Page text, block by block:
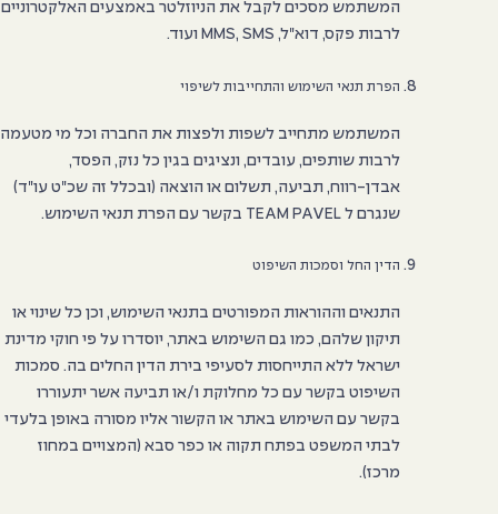
המשתמש מסכים לקבל את הניוזלטר באמצעים האלקטרוניים
לרבות פקס, דוא"ל, MMS, SMS ועוד.
הפרת תנאי השימוש והתחייבות לשיפוי
המשתמש מתחייב לשפות ולפצות את החברה וכל מי מטעמה
לרבות שותפים, עובדים, ונציגים בגין כל נזק, הפסד,
אבדן-רווח, תביעה, תשלום או הוצאה (ובכלל זה שכ"ט עו"ד)
שנגרם ל TEAM PAVEL בקשר עם הפרת תנאי השימוש.
הדין החל וסמכות השיפוט
התנאים וההוראות המפורטים בתנאי השימוש, וכן כל שינוי או
תיקון שלהם, כמו גם השימוש באתר, יוסדרו על פי חוקי מדינת
ישראל ללא התייחסות לסעיפי בירת הדין החלים בה. סמכות
השיפוט בקשר עם כל מחלוקת ו/או תביעה אשר יתעוררו
בקשר עם השימוש באתר או הקשור אליו מסורה באופן בלעדי
לבתי המשפט בפתח תקוה או כפר סבא (המצויים במחוז
מרכז).